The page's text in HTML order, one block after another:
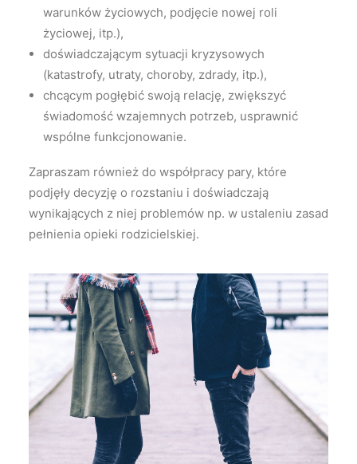
warunków życiowych, podjęcie nowej roli
życiowej, itp.),
doświadczającym sytuacji kryzysowych
(katastrofy, utraty, choroby, zdrady, itp.),
chcącym pogłębić swoją relację, zwiększyć
świadomość wzajemnych potrzeb, usprawnić
wspólne funkcjonowanie.
Zapraszam również do współpracy pary, które
podjęły decyzję o rozstaniu i doświadczają
wynikających z niej problemów np. w ustaleniu zasad
pełnienia opieki rodzicielskiej.